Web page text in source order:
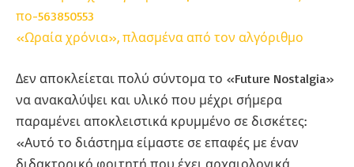
«Ωραία χρόνια», πλασμένα από τον αλγόριθμο
Δεν αποκλείεται πολύ σύντομα το «Future Nostalgia»
να ανακαλύψει και υλικό που μέχρι σήμερα
παραμένει αποκλειστικά κρυμμένο σε δισκέτες:
«Αυτό το διάστημα είμαστε σε επαφές με έναν
διδακτορικό φοιτητή που έχει αρχαιολογικά